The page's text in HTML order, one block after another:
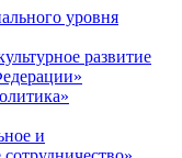
уровня
развитие
и